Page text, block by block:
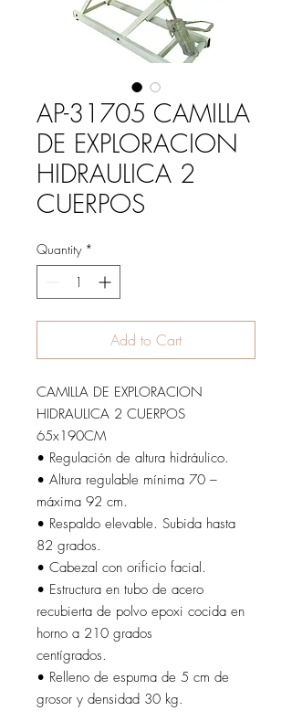
AP-31705 CAMILLA
DE EXPLORACION
HIDRAULICA 2
CUERPOS
Quantity *
Add to Cart
CAMILLA DE EXPLORACION
HIDRAULICA 2 CUERPOS
65x190CM
• Regulación de altura hidráulico.
• Altura regulable mínima 70 –
máxima 92 cm.
• Respaldo elevable. Subida hasta
82 grados.
• Cabezal con orificio facial.
• Estructura en tubo de acero
recubierta de polvo epoxi cocida en
horno a 210 grados
centígrados.
• Relleno de espuma de 5 cm de
grosor y densidad 30 kg.